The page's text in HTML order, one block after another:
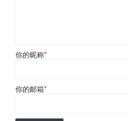
你的昵称*
你的邮箱*